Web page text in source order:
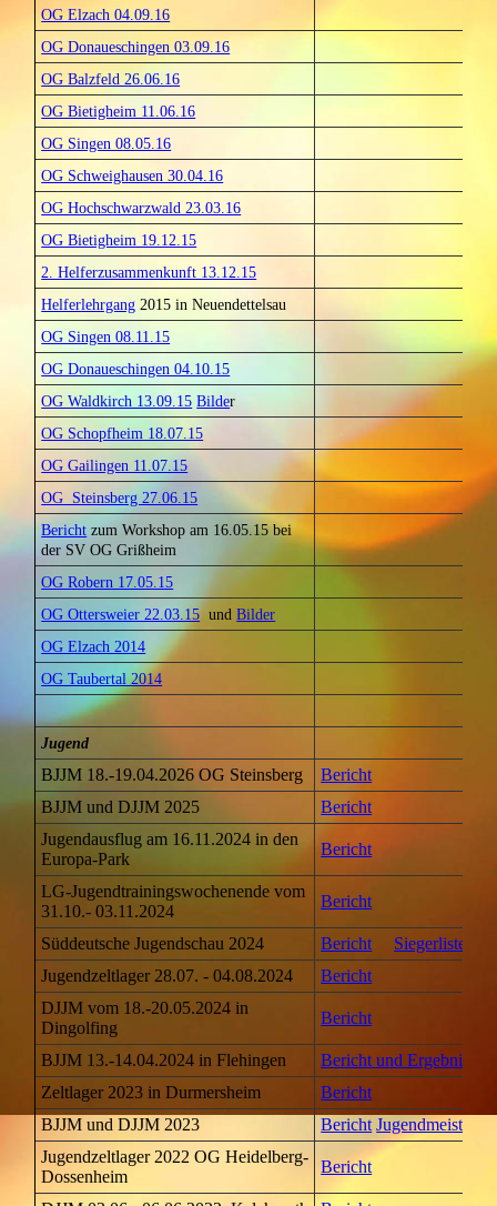
OG Elzach 04.09.16
OG Donaueschingen 03.09.16
OG Balzfeld 26.06.16
OG Bietigheim 11.06.16
OG Singen 08.05.16
OG Schweighausen 30.04.16
OG Hochschwarzwald 23.03.16
OG Bietigheim 19.12.15
2. Helferzusammenkunft 13.12.15
Helferlehrgang 2015 in Neuendettelsau
OG Singen 08.11.15
OG Donaueschingen 04.10.15
OG Waldkirch 13.09.15 Bilder
OG Schopfheim 18.07.15
OG Gailingen 11.07.15
OG Steinsberg 27.06.15
Bericht zum Workshop am 16.05.15 bei
der SV OG Grißheim
OG Robern 17.05.15
OG Ottersweier 22.03.15undBilder
OG Elzach 2014
OG Taubertal 2014
Jugend
BJJM 18.-19.04.2026 OG Steinsberg
Bericht
BJJM und DJJM 2025
Bericht
Jugendausflug am 16.11.2024 in den
Europa-Park
Bericht
LG-Jugendtrainingswochenende vom
31.10.- 03.11.2024
Bericht
Süddeutsche Jugendschau 2024 Bericht
Siegerliste
Jugendzeltlager 28.07. - 04.08.2024
Bericht
DJJM vom 18.-20.05.2024 in
Dingolfing
Bericht
BJJM 13.-14.04.2024 in Flehingen
Bericht und Ergebnisse
Zeltlager 2023 in Durmersheim
Bericht
BJJM und DJJM 2023
Bericht
Jugendzeltlager 2022 OG Heidelberg-
Dossenheim
Bericht